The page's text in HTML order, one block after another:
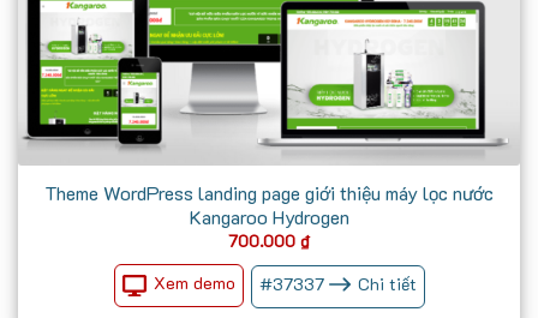
Theme WordPress landing page giới thiệu máy lọc nước
Kangaroo Hydrogen
700.000 ₫
Xem demo #37337 Chi tiết